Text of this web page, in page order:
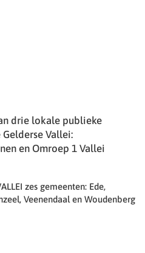
drie lokale publieke
Vallei:
en Omroep 1 Vallei
zes gemeenten: Ede,
Veenendaal en Woudenberg